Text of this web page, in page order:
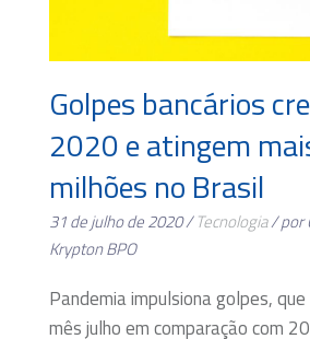
Golpes bancários
2020 e atingem
milhões no Brasil
31 de julho de 2020 /Tecnologia/ por
Krypton BPO
Pandemia impulsiona golpes,
mês julho em comparação com